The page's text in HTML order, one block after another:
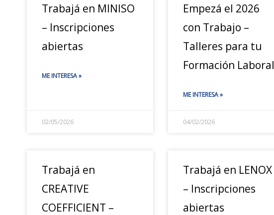
Trabajá en MINISO
– Inscripciones
abiertas
ME INTERESA »
02/05/2026
Empezá el 2026
con Trabajo –
Talleres para tu
Formación Laboral
ME INTERESA »
04/02/2026
Trabajá en
CREATIVE
COEFFICIENT –
Trabajá en LENOX
– Inscripciones
abiertas